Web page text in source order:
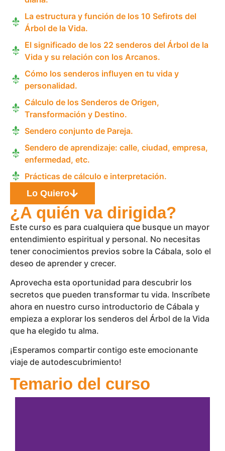
La estructura y función de los 10 Sefirots del
Árbol de la Vida.
El significado de los 22 senderos del Árbol de la
Vida y su relación con los Arcanos.
Cómo los senderos influyen en tu vida y
personalidad.
Cálculo de los Senderos de Origen,
Transformación y Destino.
Sendero conjunto de Pareja.
Sendero de aprendizaje: calle, ciudad, empresa,
enfermedad, etc.
Prácticas de cálculo e interpretación.
Lo Quiero
¿A quién va dirigida?
Este curso es para cualquiera que busque un mayor
entendimiento espiritual y personal. No necesitas
tener conocimientos previos sobre la Cábala, solo el
deseo de aprender y crecer.
Aprovecha esta oportunidad para descubrir los
secretos que pueden transformar tu vida. Inscríbete
ahora en nuestro curso introductorio de Cábala y
empieza a explorar los senderos del Árbol de la Vida
que ha elegido tu alma.
¡Esperamos compartir contigo este emocionante
viaje de autodescubrimiento!
Temario del curso